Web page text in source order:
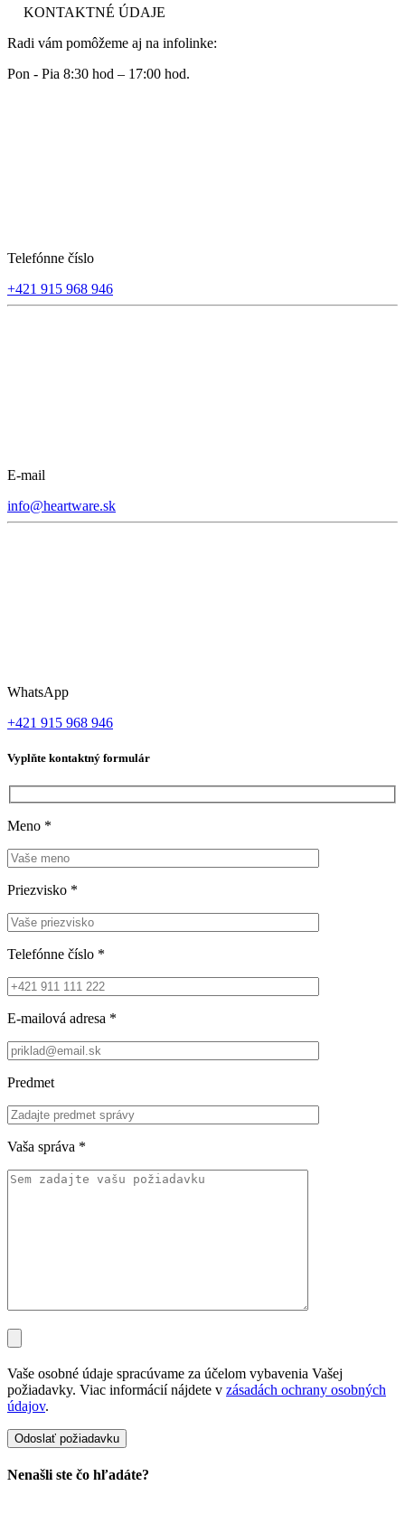
KONTAKTNÉ ÚDAJE
Radi vám pomôžeme aj na infolinke:
Pon - Pia 8:30 hod – 17:00 hod.
Telefónne číslo
+421 915 968 946
E-mail
info@heartware.sk
WhatsApp
+421 915 968 946
Vyplňte kontaktný formulár
Meno *
Priezvisko *
Telefónne číslo *
E-mailová adresa *
Predmet
Vaša správa *
Vaše osobné údaje spracúvame za účelom vybavenia Vašej
požiadavky. Viac informácií nájdete v zásadách ochrany osobných
údajov.
Nenašli ste čo hľadáte?